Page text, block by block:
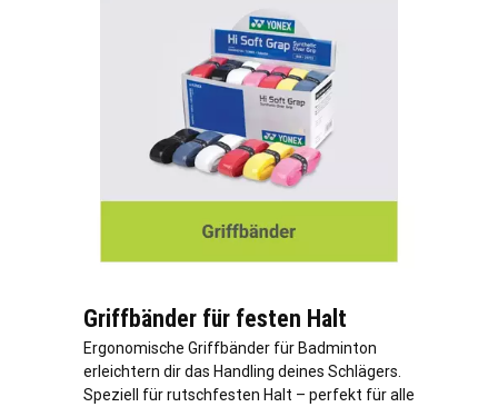
Griffbänder für festen Halt
Ergonomische Griffbänder für Badminton
erleichtern dir das Handling deines Schlägers.
Speziell für rutschfesten Halt – perfekt für alle